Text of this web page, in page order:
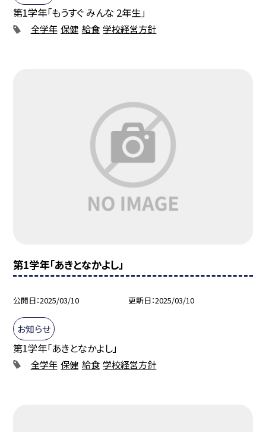
第1学年「もうすぐ みんな 2年生」
全学年 保健 給食 学校経営方針
第1学年「あきとなかよし」
公開日 2025/03/10 更新日 2025/03/10
お知らせ
第1学年「あきとなかよし」
全学年 保健 給食 学校経営方針